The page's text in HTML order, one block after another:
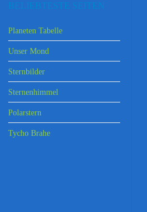
BELIEBTESTE SEITEN
Planeten Tabelle
Unser Mond
Sternbilder
Sternenhimmel
Polarstern
Tycho Brahe